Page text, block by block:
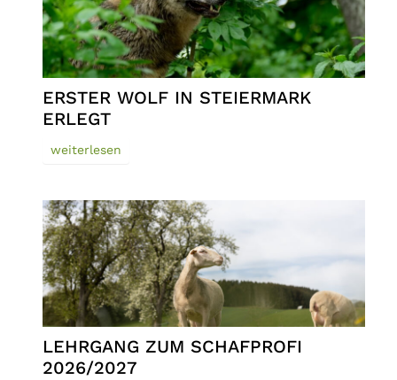
ERSTER WOLF IN STEIERMARK
ERLEGT
weiterlesen
LEHRGANG ZUM SCHAFPROFI
2026/2027